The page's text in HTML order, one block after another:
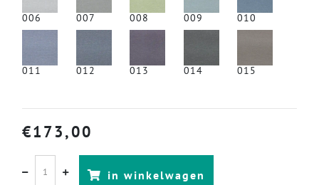
006 007 008 009 010
011 012 013 014 015
€173,00
in winkelwagen